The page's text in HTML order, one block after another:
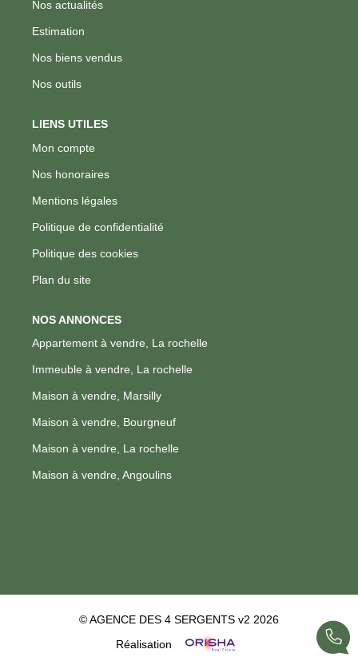
Nos actualités
Estimation
Nos biens vendus
Nos outils
LIENS UTILES
Mon compte
Nos honoraires
Mentions légales
Politique de confidentialité
Politique des cookies
Plan du site
NOS ANNONCES
Appartement à vendre, La rochelle
Immeuble à vendre, La rochelle
Maison à vendre, Marsilly
Maison à vendre, Bourgneuf
Maison à vendre, La rochelle
Maison à vendre, Angoulins
© AGENCE DES 4 SERGENTS v2 2026
Réalisation